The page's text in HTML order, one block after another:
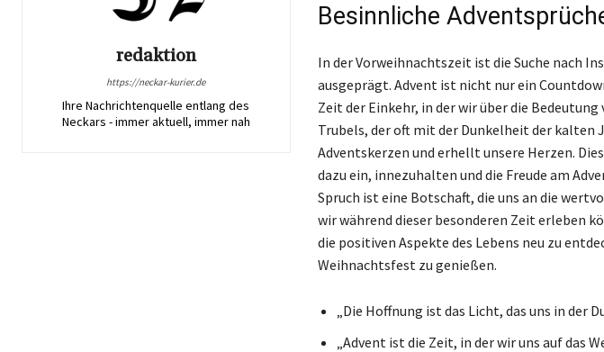
redaktion
https://neckar-kurier.de
Ihre Nachrichtenquelle entlang des
Neckars - immer aktuell, immer nah
Besinnliche
In der Vorweihnachtszeit ist die Suche nach
ausgeprägt. Advent ist nicht nur ein
Zeit der Einkehr, in der wir über die
Trubels, der oft mit der Dunkelheit der
Adventskerzen und erhellt unsere Herzen.
dazu ein, innezuhalten und die Freude am
Spruch ist eine Botschaft, die uns an die
wir während dieser besonderen Zeit erleben
die positiven Aspekte des Lebens neu zu
Weihnachtsfest zu genießen.
„Die Hoffnung ist das Licht, das uns in der
„Advent ist die Zeit, in der wir uns auf das